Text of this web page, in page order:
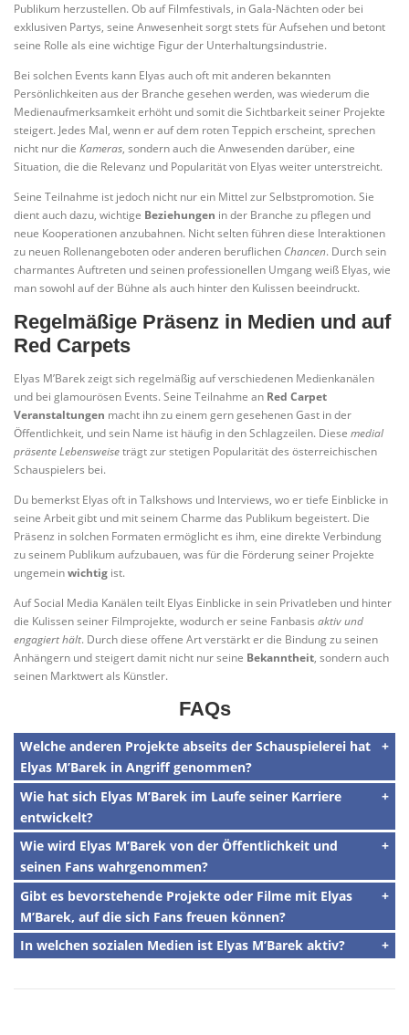
Publikum herzustellen. Ob auf Filmfestivals, in Gala-Nächten oder bei
exklusiven Partys, seine Anwesenheit sorgt stets für Aufsehen und betont
seine Rolle als eine wichtige Figur der Unterhaltungsindustrie.
Bei solchen Events kann Elyas auch oft mit anderen bekannten
Persönlichkeiten aus der Branche gesehen werden, was wiederum die
Medienaufmerksamkeit erhöht und somit die Sichtbarkeit seiner Projekte
steigert. Jedes Mal, wenn er auf dem roten Teppich erscheint, sprechen
nicht nur die Kameras, sondern auch die Anwesenden darüber, eine
Situation, die die Relevanz und Popularität von Elyas weiter unterstreicht.
Seine Teilnahme ist jedoch nicht nur ein Mittel zur Selbstpromotion. Sie
dient auch dazu, wichtige Beziehungen in der Branche zu pflegen und
neue Kooperationen anzubahnen. Nicht selten führen diese Interaktionen
zu neuen Rollenangeboten oder anderen beruflichen Chancen. Durch sein
charmantes Auftreten und seinen professionellen Umgang weiß Elyas, wie
man sowohl auf der Bühne als auch hinter den Kulissen beeindruckt.
Regelmäßige Präsenz in Medien und auf
Red Carpets
Elyas M’Barek zeigt sich regelmäßig auf verschiedenen Medienkanälen
und bei glamourösen Events. Seine Teilnahme an Red Carpet
Veranstaltungen macht ihn zu einem gern gesehenen Gast in der
Öffentlichkeit, und sein Name ist häufig in den Schlagzeilen. Diese medial
präsente Lebensweiseträgt zur stetigen Popularität des österreichischen
Schauspielers bei.
Du bemerkst Elyas oft in Talkshows und Interviews, wo er tiefe Einblicke in
seine Arbeit gibt und mit seinem Charme das Publikum begeistert. Die
Präsenz in solchen Formaten ermöglicht es ihm, eine direkte Verbindung
zu seinem Publikum aufzubauen, was für die Förderung seiner Projekte
ungemeinwichtig ist.
Auf Social Media Kanälen teilt Elyas Einblicke in sein Privatleben und hinter
die Kulissen seiner Filmprojekte, wodurch er seine Fanbasis aktiv und
engagiert hält. Durch diese offene Art verstärkt er die Bindung zu seinen
Anhängern und steigert damit nicht nur seine Bekanntheit, sondern auch
seinen Marktwert als Künstler.
FAQs
Welche anderen Projekte abseits der Schauspielerei hat
Elyas M’Barek in Angriff genommen?
Wie hat sich Elyas M’Barek im Laufe seiner Karriere
entwickelt?
Wie wird Elyas M’Barek von der Öffentlichkeit und
seinen Fans wahrgenommen?
Gibt es bevorstehende Projekte oder Filme mit Elyas
M’Barek, auf die sich Fans freuen können?
In welchen sozialen Medien ist Elyas M’Barek aktiv?